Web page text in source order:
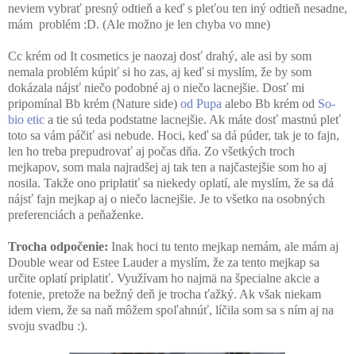
neviem vybrať presný odtieň a keď s pleťou ten iný odtieň nesadne,
mám problém :D. (Ale možno je len chyba vo mne)
Cc krém od It cosmetics je naozaj dosť drahý, ale asi by som
nemala problém kúpiť si ho zas, aj keď si myslím, že by som
dokázala nájsť niečo podobné aj o niečo lacnejšie. Dosť mi
pripomínal Bb krém (Nature side) od Pupa alebo Bb krém od So-
bio etic a tie sú teda podstatne lacnejšie. Ak máte dosť mastnú pleť
toto sa vám páčiť asi nebude. Hoci, keď sa dá púder, tak je to fajn,
len ho treba prepudrovať aj počas dňa. Zo všetkých troch
mejkapov, som mala najradšej aj tak ten a najčastejšie som ho aj
nosila. Takže ono priplatiť sa niekedy oplatí, ale myslím, že sa dá
nájsť fajn mejkap aj o niečo lacnejšie. Je to všetko na osobných
preferenciách a peňaženke.
Trocha odpočenie: Inak hoci tu tento mejkap nemám, ale mám aj
Double wear od Estee Lauder a myslím, že za tento mejkap sa
určite oplatí priplatiť. Využívam ho najmä na špecialne akcie a
fotenie, pretože na bežný deň je trocha ťažký. Ak však niekam
idem viem, že sa naň môžem spoľahnúť, líčila som sa s ním aj na
svoju svadbu :).